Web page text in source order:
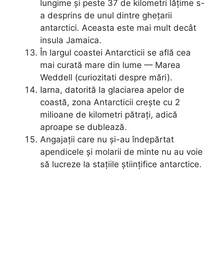
lungime și peste 37 de kilometri lățime s-
a desprins de unul dintre ghețarii
antarctici. Aceasta este mai mult decât
insula Jamaica.
În largul coastei Antarcticii se află cea
mai curată mare din lume — Marea
Weddell (curiozitati despre mări).
Iarna, datorită la glaciarea apelor de
coastă, zona Antarcticii crește cu 2
milioane de kilometri pătrați, adică
aproape se dublează.
Angajații care nu și-au îndepărtat
apendicele și molarii de minte nu au voie
să lucreze la stațiile științifice antarctice.